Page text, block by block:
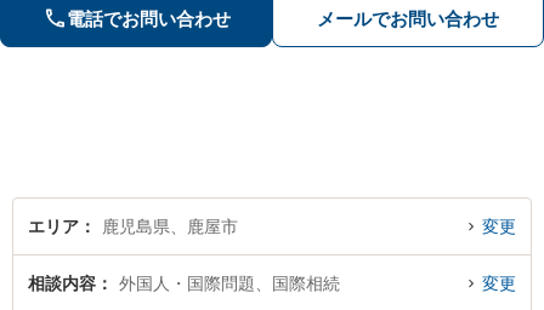
ご相談ください。
電話でお問い合わせ メールでお問い合わせ
エリア 鹿児島県、鹿屋市 変更
相談内容 外国人・国際問題、国際相続 変更